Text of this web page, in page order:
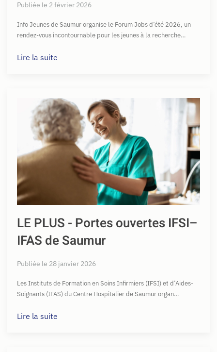
Publiée le 2 février 2026
Info Jeunes de Saumur organise le Forum Jobs d’été 2026, un
rendez-vous incontournable pour les jeunes à la recherche…
Lire la suite
LE PLUS - Portes ouvertes IFSI–
IFAS de Saumur
Publiée le 28 janvier 2026
Les Instituts de Formation en Soins Infirmiers (IFSI) et d’Aides-
Soignants (IFAS) du Centre Hospitalier de Saumur organ…
Lire la suite